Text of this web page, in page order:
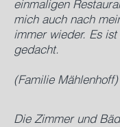
einmaligen
mich auch nach
immer wieder. Es ist
gedacht.
(Familie Mählenhoff)
Die Zimmer und